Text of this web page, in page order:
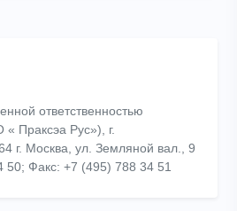
ответственностью
Праксэа Рус»), г.
г. Москва, ул. Земляной вал., 9
50; Факс: +7 (495) 788 34 51